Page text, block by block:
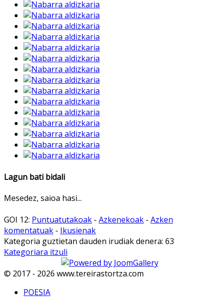
Lagun bati bidali
Mesedez, saioa hasi...
GOI 12: Puntuatutakoak - Azkenekoak - Azken
komentatuak - Ikusienak
Kategoria guztietan dauden irudiak denera: 63
Kategoriara itzuli
© 2017 - 2026 www.tereirastortza.com
POESIA